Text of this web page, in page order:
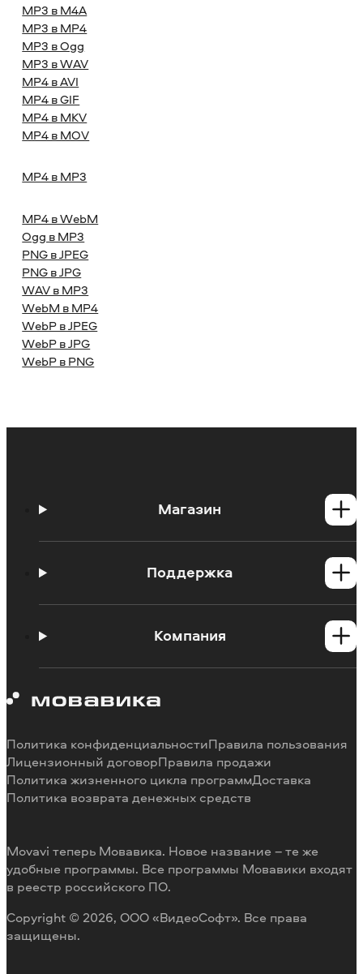
MP3 в M4A
MP3 в MP4
MP3 в Ogg
MP3 в WAV
MP4 в AVI
MP4 в GIF
MP4 в MKV
MP4 в MOV
MP4 в MP3
MP4 в WebM
Ogg в MP3
PNG в JPEG
PNG в JPG
WAV в MP3
WebM в MP4
WebP в JPEG
WebP в JPG
WebP в PNG
Магазин
Программы для MacПоддержка
Инструкции
Системные требования программ
Способы оплаты
Возврат средств
Компания
Работа в Мовавике
Отзывы пользователей
Разработка видеоредактора под заказ
Movavi теперь Мовавика. Новое название – те же
удобные программы. Все программы Мовавики входят
в реестр российского ПО.
Copyright © 2026, ООО «ВидеоСофт». Все права
защищены.
Политика конфиденциальностиПравила пользования
Лицензионный договорПравила продажи
Политика жизненного цикла программДоставка
Политика возврата денежных средств